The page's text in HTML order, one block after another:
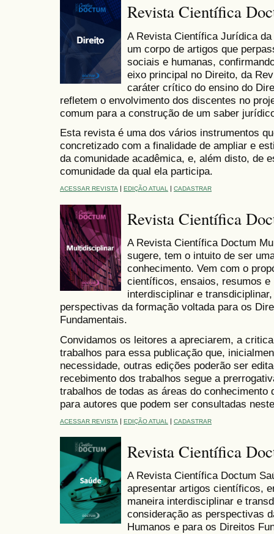
Revista Científica
A Revista Científica Jurídica
um corpo de artigos que
sociais e humanas,
eixo principal no Direito, da
caráter crítico do ensino do
refletem o envolvimento dos discentes no
comum para a construção de um saber
Esta revista é uma dos vários instrumentos
concretizado com a finalidade de ampliar e
da comunidade acadêmica, e, além disto, de
comunidade da qual ela participa.
ACESSAR REVISTA | EDIÇÃO ATUAL | CADASTRAR
Revista Científica
A Revista Científica Doctum
sugere, tem o intuito de ser
conhecimento. Vem com o
científicos, ensaios, resumos e
interdisciplinar e
perspectivas da formação voltada para os
Fundamentais.
Convidamos os leitores a apreciarem, a
trabalhos para essa publicação que,
necessidade, outras edições poderão ser
recebimento dos trabalhos segue a
trabalhos de todas as áreas do conhecimento
para autores que podem ser consultadas
ACESSAR REVISTA | EDIÇÃO ATUAL | CADASTRAR
Revista Científica
A Revista Científica Doctum
apresentar artigos científicos,
maneira interdisciplinar e
consideração as perspectivas
Humanos e para os Direitos